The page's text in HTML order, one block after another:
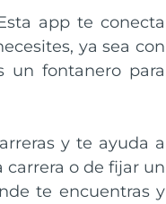
app te conecta
ya sea con
un fontanero para
y te ayuda a
carrera o de fijar un
te encuentras y